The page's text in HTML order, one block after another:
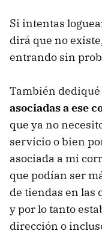
Si intentas
dirá que no
entrando sin
También
asociadas a ese
que ya no
servicio o bien
asociada a mi
que podían ser
de tiendas en las
y por lo tanto
dirección o